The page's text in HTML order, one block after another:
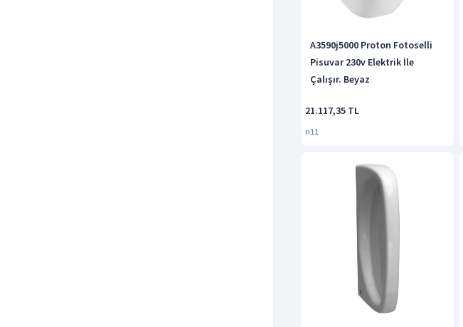
A3590j5000 Proton Fotoselli
Pisuvar 230v Elektrik İle
Çalışır. Beyaz
21.117,35 TL
n11